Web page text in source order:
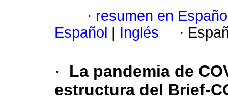
· resumen en
Español
Inglés ·
·
La pandemia de
estructura del Brief-